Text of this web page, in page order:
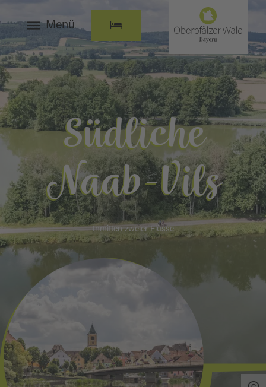
Menü
Südliche
Naab-Vils
Inmitten zweier Flüsse